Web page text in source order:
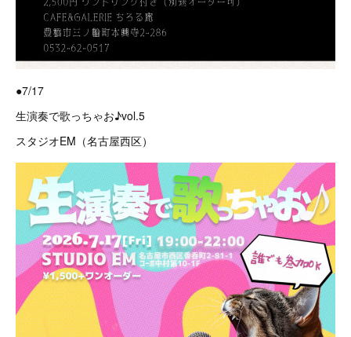
●7/17
生演奏で歌っちゃお♪vol.5
スタジオEM（名古屋西区）